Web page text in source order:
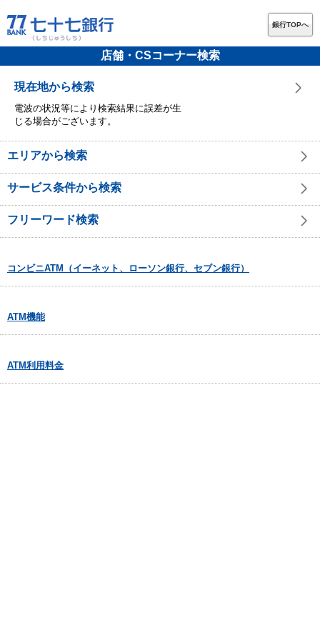
銀行TOPへ
店舗・CSコーナー検索
現在地から検索
電波の状況等により検索結果に誤差が生
じる場合がございます。
エリアから検索
サービス条件から検索
フリーワード検索
コンビニATM（イーネット、ローソン銀行、セブン銀行）
ATM機能
ATM利用料金